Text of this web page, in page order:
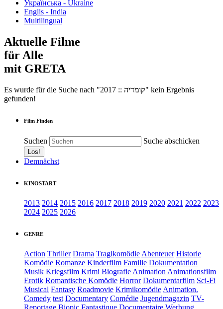
Українська - Ukraine
Englis - India
Multilingual
Aktuelle Filme
für Alle
mit GRETA
Es wurde für die Suche nach "2017 :: קומדיה" kein Ergebnis
gefunden!
Film Finden
Suchen Suche abschicken
Demnächst
KINOSTART
2013 2014 2015 2016 2017 2018 2019 2020 2021 2022 2023
2024 2025 2026
GENRE
Action Thriller Drama Tragikomödie Abenteuer Historie
Komödie Romanze Kinderfilm Familie Dokumentation
Musik Kriegsfilm Krimi Biografie Animation Animationsfilm
Erotik Romantische Komödie Horror Dokumentarfilm Sci-Fi
Musical Fantasy Roadmovie Krimikomödie Animation.
Comedy test Documentary Comédie Jugendmagazin TV-
Reportage Biopic Fantastique Documentaire Werbung